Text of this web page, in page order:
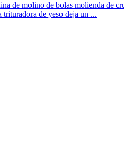
de molino de bolas molienda de
trituradora de yeso deja un ...